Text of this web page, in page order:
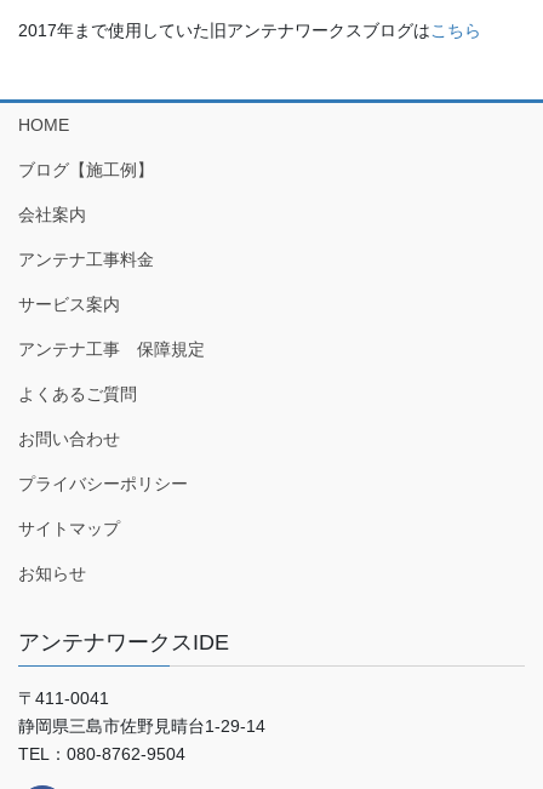
2017年まで使用していた旧アンテナワークスブログはこちら
HOME
ブログ【施工例】
会社案内
アンテナ工事料金
サービス案内
アンテナ工事 保障規定
よくあるご質問
お問い合わせ
プライバシーポリシー
サイトマップ
お知らせ
アンテナワークスIDE
〒411-0041
静岡県三島市佐野見晴台1-29-14
TEL：080-8762-9504